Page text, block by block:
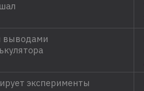
выводами
эксперименты